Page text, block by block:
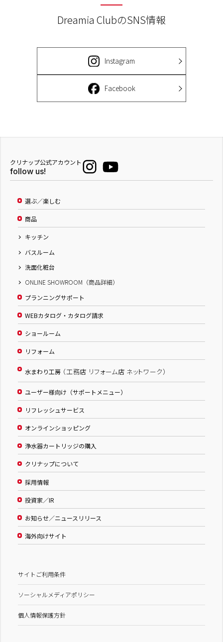
Dreamia ClubのSNS情報
Instagram
Facebook
クリナップ公式アカウント
follow us!
選ぶ／楽しむ
商品
キッチン
バスルーム
洗面化粧台
ONLINE SHOWROOM（商品詳細）
プランニングサポート
WEBカタログ・カタログ請求
ショールーム
リフォーム
水まわり工房 （工務店 リフォーム店 ネットワーク）
ユーザー様向け（サポートメニュー）
リフレッシュサービス
オンラインショッピング
浄水器カートリッジの購入
クリナップについて
採用情報
投資家／IR
お知らせ／ニュースリリース
海外向けサイト
サイトご利用条件
ソーシャルメディアポリシー
個人情報保護方針